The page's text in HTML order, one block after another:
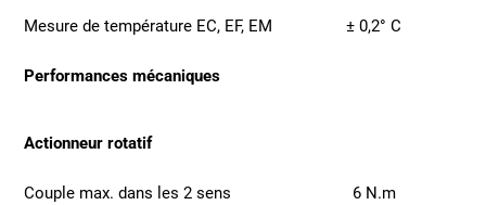
Mesure de température EC, EF, EM ± 0,2° C
Performances mécaniques
Actionneur rotatif
Couple max. dans les 2 sens 6 N.m